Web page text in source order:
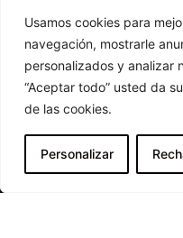
Usamos cookies para
navegación, mostrarle
personalizados y analizar
“Aceptar todo” usted da
de las cookies.
Personalizar